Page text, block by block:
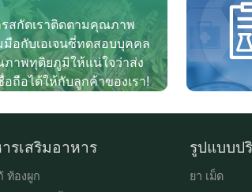
สกัดเราติดตามคุณภาพ
อกับเอเจนซี่ทดสอบบุคคล
าพทุติยภูมิให้แน่ใจว่าส่ง
อได้ให้กับลูกค้าของเรา!
รเสริมอาหาร
ท้องผูก
รูปแบบป
ยา เม็ด